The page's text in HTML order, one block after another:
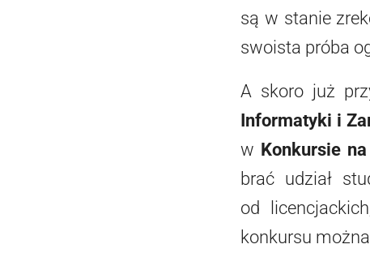
są w stanie
swoista próba
A skoro już
Informatyki i
w Konkursie
brać udział
od
konkursu